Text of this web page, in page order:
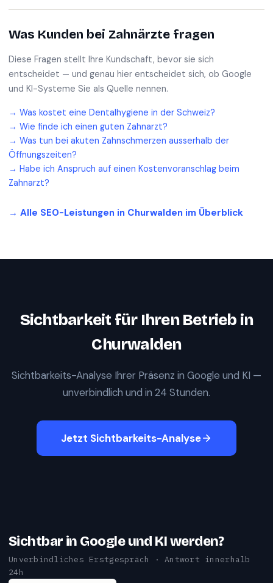
Was Kunden bei Zahnärzte fragen
Diese Fragen stellt Ihre Kundschaft, bevor sie sich
entscheidet — und genau hier entscheidet sich, ob Google
und KI-Systeme Sie als Quelle nennen.
→ Was kostet eine Dentalhygiene in der Schweiz?
→ Wie finde ich einen guten Zahnarzt?
→ Was tun bei akuten Zahnschmerzen ausserhalb der
Öffnungszeiten?
→ Habe ich Anspruch auf einen Kostenvoranschlag beim
Zahnarzt?
→ Alle SEO-Leistungen in Churwalden im Überblick
Sichtbarkeit für Ihren Betrieb in
Churwalden
Sichtbarkeits-Analyse Ihrer Präsenz in Google und KI —
unverbindlich und in 24 Stunden.
Jetzt Sichtbarkeits-Analyse
Sichtbar in Google und KI werden?
Unverbindliches Erstgespräch · Antwort innerhalb
24h